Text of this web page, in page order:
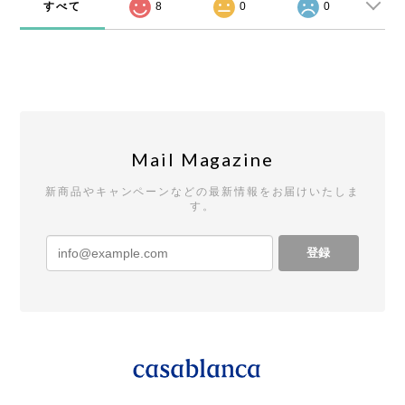
すべて 8 0 0
Mail Magazine
新商品やキャンペーンなどの最新情報をお届けいたしま
す。
登録